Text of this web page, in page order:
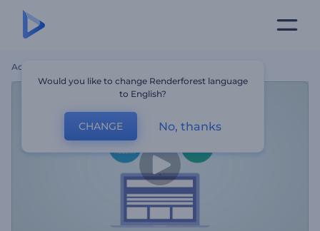
Accueil
Would you like to change Renderforest language
to English?
CHANGE No, thanks